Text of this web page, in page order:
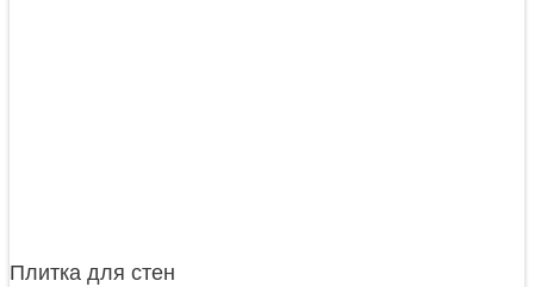
Плитка для стен